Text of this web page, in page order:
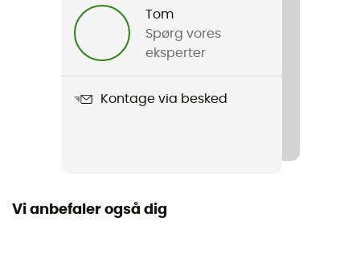
Anvendt teknologi
Form
Tom
Spørg vores
eksperter
Kontage via besked
Vi anbefaler også dig